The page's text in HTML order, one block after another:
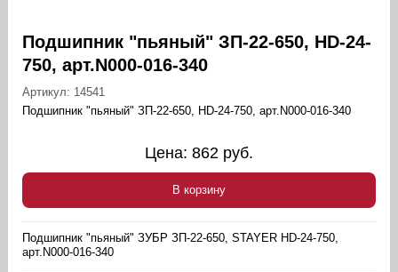
Подшипник "пьяный" ЗП-22-650, HD-24-
750, арт.N000-016-340
Артикул: 14541
Подшипник "пьяный" ЗП-22-650, HD-24-750, арт.N000-016-340
Цена: 862 руб.
В корзину
Подшипник "пьяный" ЗУБР ЗП-22-650, STAYER HD-24-750,
арт.N000-016-340